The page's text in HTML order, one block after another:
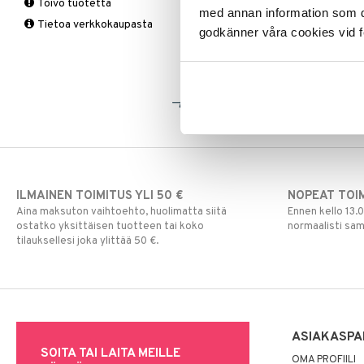
med annan information som
godkänner våra cookies vid
Tukisukat
Polvisukat
Yliherkkyys ruoalle
Laktoori-intoleranssi
tukkoisuus
Kromi
Magnesium
Toivo tuotetta
Tietoa verkkokaupasta
ILMAINEN TOIMITUS YLI 50 €
Aina maksuton vaihtoehto, huolimatta siitä
ostatko yksittäisen tuotteen tai koko
tilauksellesi joka ylittää 50 €.
NOPEAT
Ennen kello
normaalisti
SOITA TAI LAITA MEILLE
OMA PROFIILI